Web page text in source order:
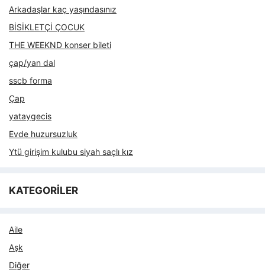
Arkadaşlar kaç yaşındasınız
BİSİKLETÇİ ÇOCUK
THE WEEKND konser bileti
çap/yan dal
sscb forma
Çap
yataygecis
Evde huzursuzluk
Ytü girişim kulubu siyah saçlı kız
KATEGORİLER
Aile
Aşk
Diğer